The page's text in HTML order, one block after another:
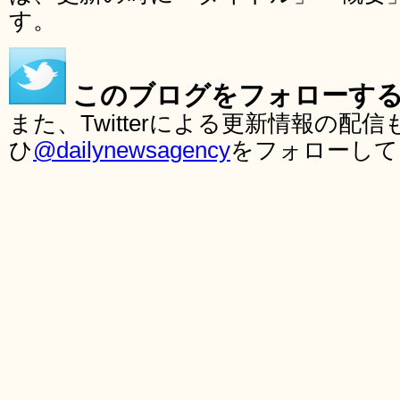
す。
このブログをフォローす
また、Twitterによる更新情報の配
ひ@dailynewsagencyをフォローし